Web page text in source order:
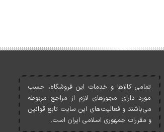
تمامی کالاها و خدمات اين فروشگاه، حسب
مورد دارای مجوزهای لازم از مراجع مربوطه
می‌باشند و فعاليت‌های اين سايت تابع قوانين
و مقررات جمهوری اسلامی ايران است.